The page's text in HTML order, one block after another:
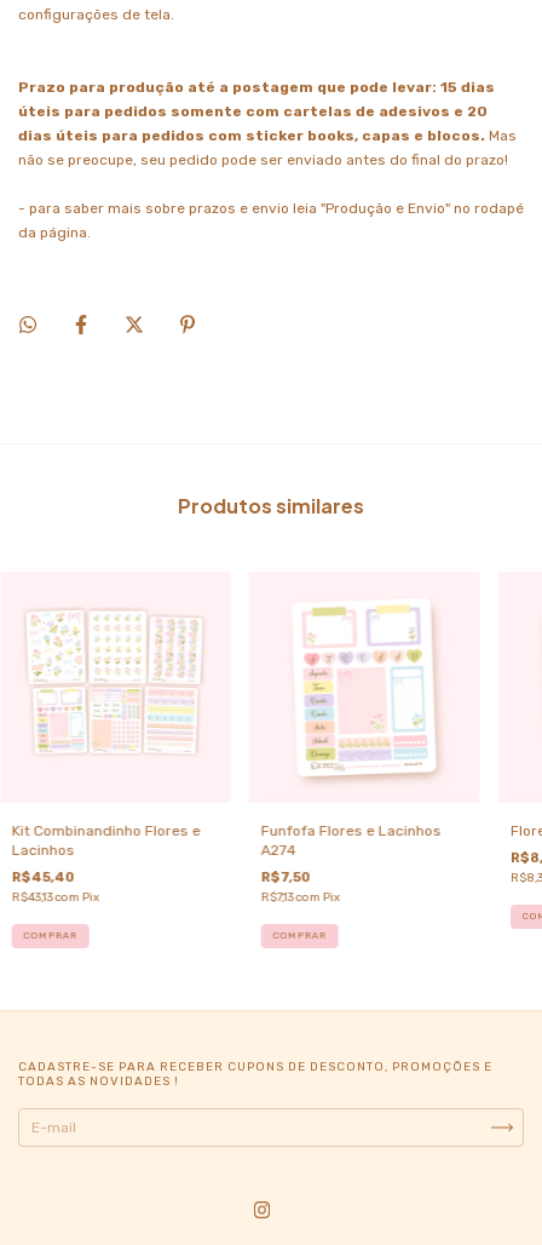
configurações de tela.
Prazo para produção até a postagem que pode levar: 15 dias
úteis para pedidos somente com cartelas de adesivos e 20
dias úteis para pedidos com sticker books, capas e blocos. Mas
não se preocupe, seu pedido pode ser enviado antes do final do prazo!
- para saber mais sobre prazos e envio leia "Produção e Envio" no rodapé
da página.
Produtos similares
Kit Combinandinho Flores e
Lacinhos
R$45,40
R$43,13com Pix
COMPRAR
Funfofa Flores e Lacinhos
A274
R$7,50
R$7,13com Pix
COMPRAR
CADASTRE-SE PARA RECEBER CUPONS DE DESCONTO, PROMOÇÕES E
TODAS AS NOVIDADES !